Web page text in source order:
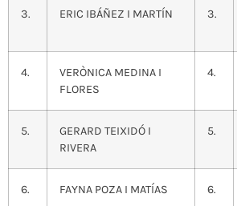
3. ERIC IBÁÑEZ I MARTÍN 3.
4.
VERÒNICA MEDINA I
FLORES
4.
5.
GERARD TEIXIDÓ I
RIVERA
5.
6. FAYNA POZA I MATÍAS 6.